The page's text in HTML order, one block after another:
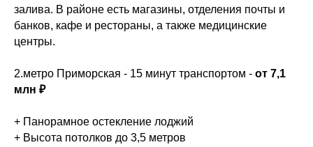
залива. В районе есть магазины, отделения почты и
банков, кафе и рестораны, а также медицинские
центры.
2.метро Приморская - 15 минут транспортом - от 7,1
млн ₽
+ Панорамное остекление лоджий
+ Высота потолков до 3,5 метров